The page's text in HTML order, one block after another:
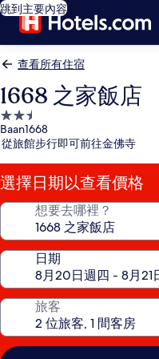
跳到主要內容
查看所有住宿
1668 之家飯店
2.5
星
級
住
宿
Baan1668
從旅館步行即可前往金佛寺
選擇日期以查看價格
想要去哪裡？
日期
旅客